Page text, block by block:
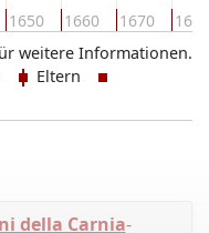
1650 1660 1670 1680
weitere Informationen.
Eltern
della Carnia-